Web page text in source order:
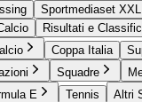
Sportmediaset XXL
Risultati e
Coppa Italia
Squadre
E Tennis Altri